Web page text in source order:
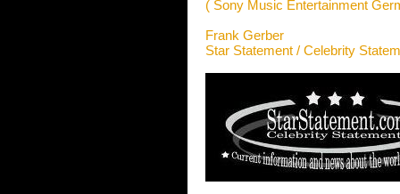
( Sony Music Entertainment
Frank Gerber
Star Statement / Celebrity